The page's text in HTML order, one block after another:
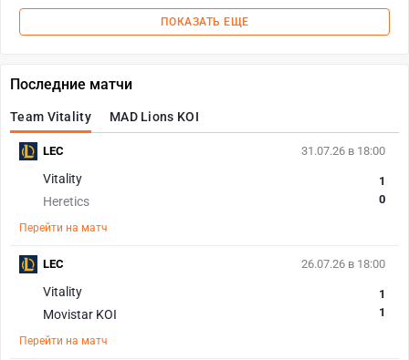
ПОКАЗАТЬ ЕЩЕ
Последние матчи
Team Vitality MAD Lions KOI
31.07.26 в 18:00
Vitality
Heretics
1
0
Перейти на матч
LEC
26.07.26 в 18:00
Vitality
Movistar KOI
1
1
Перейти на матч
LEC